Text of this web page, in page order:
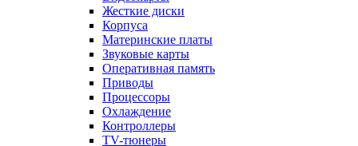
Жесткие диски
Корпуса
Материнские платы
Звуковые карты
Оперативная память
Приводы
Процессоры
Охлаждение
Контроллеры
TV-тюнеры